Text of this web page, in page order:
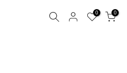
0 0